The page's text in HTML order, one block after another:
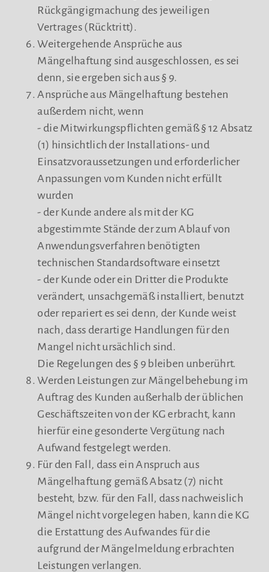
Rückgängigmachung des jeweiligen
Vertrages (Rücktritt).
Weitergehende Ansprüche aus
Mängelhaftung sind ausgeschlossen, es sei
denn, sie ergeben sich aus § 9.
Ansprüche aus Mängelhaftung bestehen
außerdem nicht, wenn
- die Mitwirkungspflichten gemäß § 12 Absatz
(1) hinsichtlich der Installations- und
Einsatzvoraussetzungen und erforderlicher
Anpassungen vom Kunden nicht erfüllt
wurden
- der Kunde andere als mit der KG
abgestimmte Stände der zum Ablauf von
Anwendungsverfahren benötigten
technischen Standardsoftware einsetzt
- der Kunde oder ein Dritter die Produkte
verändert, unsachgemäß installiert, benutzt
oder repariert es sei denn, der Kunde weist
nach, dass derartige Handlungen für den
Mangel nicht ursächlich sind.
Die Regelungen des § 9 bleiben unberührt.
Werden Leistungen zur Mängelbehebung im
Auftrag des Kunden außerhalb der üblichen
Geschäftszeiten von der KG erbracht, kann
hierfür eine gesonderte Vergütung nach
Aufwand festgelegt werden.
Für den Fall, dass ein Anspruch aus
Mängelhaftung gemäß Absatz (7) nicht
besteht, bzw. für den Fall, dass nachweislich
Mängel nicht vorgelegen haben, kann die KG
die Erstattung des Aufwandes für die
aufgrund der Mängelmeldung erbrachten
Leistungen verlangen.